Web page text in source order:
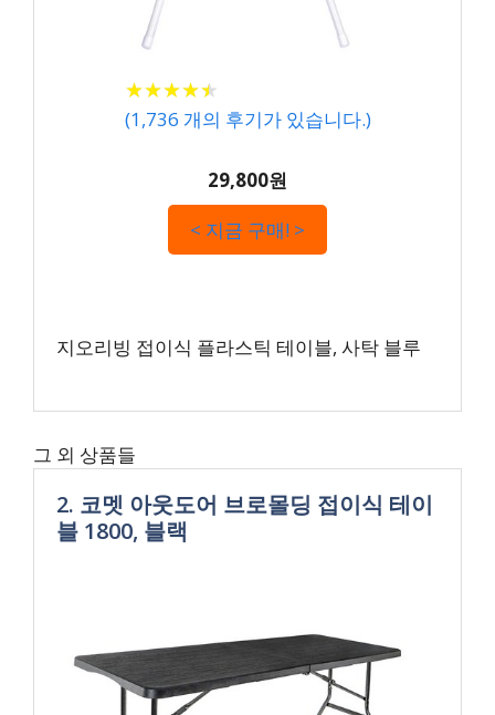
★★★★★
★★★★★
(1,736 개의 후기가 있습니다.)
29,800원
< 지금 구매! >
지오리빙 접이식 플라스틱 테이블, 사탁 블루
그 외 상품들
2. 코멧 아웃도어 브로몰딩 접이식 테이
블 1800, 블랙